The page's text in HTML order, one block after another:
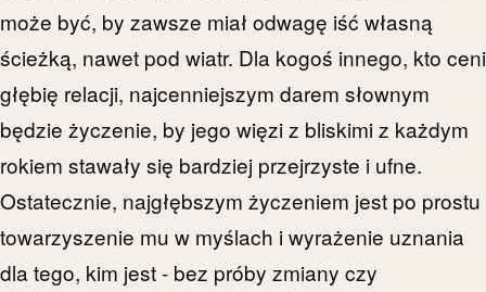
może być, by zawsze miał odwagę iść własną
ścieżką, nawet pod wiatr. Dla kogoś innego, kto ceni
głębię relacji, najcenniejszym darem słownym
będzie życzenie, by jego więzi z bliskimi z każdym
rokiem stawały się bardziej przejrzyste i ufne.
Ostatecznie, najgłębszym życzeniem jest po prostu
towarzyszenie mu w myślach i wyrażenie uznania
dla tego, kim jest - bez próby zmiany czy